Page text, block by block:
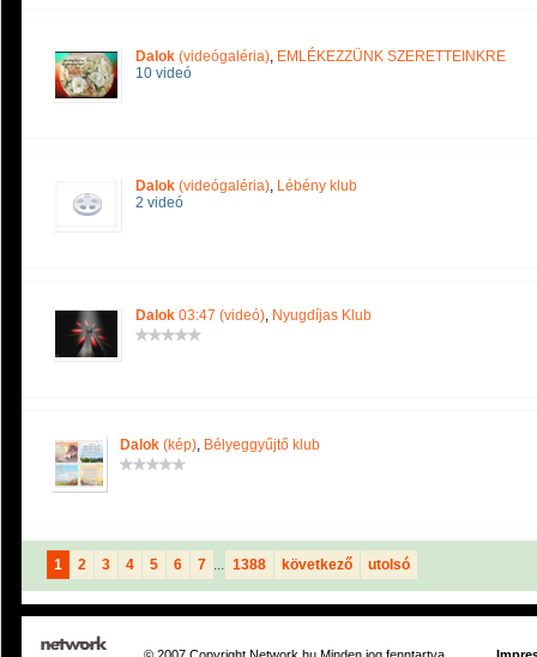
Dalok (videógaléria), EMLÉKEZZÜNK SZERETTEINKRE
10 videó
Dalok (videógaléria), Lébény klub
2 videó
Dalok 03:47 (videó), Nyugdíjas Klub
Dalok (kép), Bélyeggyűjtő klub
1 2 3 4 5 6 7 ... 1388 következő utolsó